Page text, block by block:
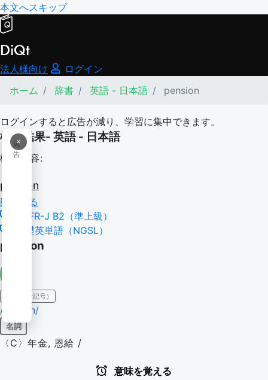
本文へスキップ
DiQt
法人様向け
ログイン
ホーム
辞書 英語 - 日本語 pension
ログインすると広告が減り、学習に集中できます。
×
広
告
検索結果- 英語 - 日本語
検索内容:
pension
翻訳する
CEFR-J B2（準上級）
基礎英単語（NGSL）
pension
IPA（発音記号）
/pɛnʃən/
名詞
〈C〉年金, 恩給 /
意味を覚える